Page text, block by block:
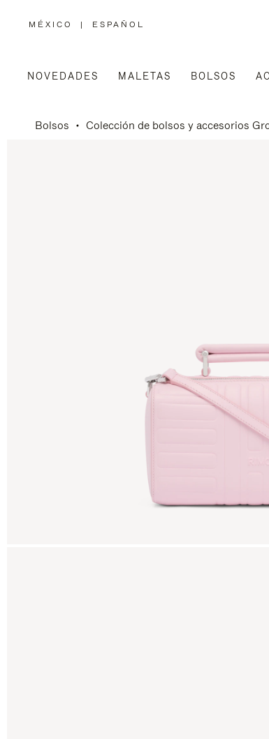
MÉXICO
,
| ESPAÑOL
NOVEDADES MALETAS BOLSOS
Bolsos Colección de bolsos y accesorios